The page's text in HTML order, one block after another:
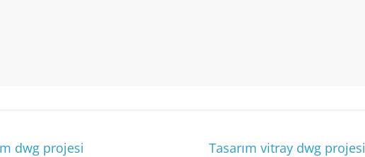
dwg projesi Tasarım vitray dwg projesi